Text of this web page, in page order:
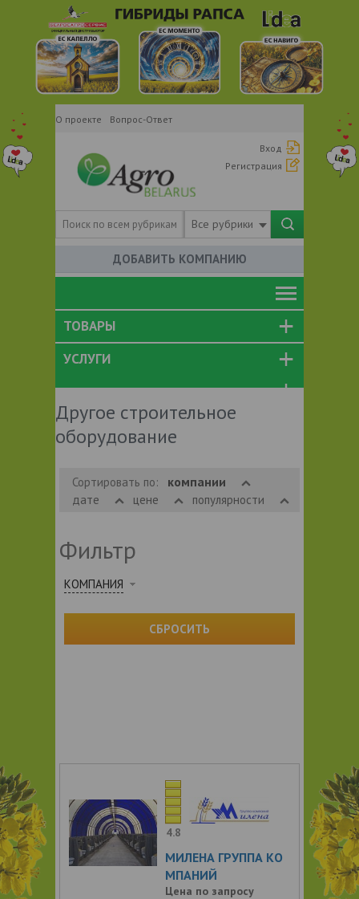
О проекте Вопрос-Ответ
Вход
Регистрация
Все рубрики
ДОБАВИТЬ КОМПАНИЮ
ТОВАРЫ
УСЛУГИ
Другое строительное
оборудование
Сортировать по: компании
дате цене популярности
Фильтр
КОМПАНИЯ
СБРОСИТЬ
4.8
МИЛЕНА ГРУППА КО
МПАНИЙ
Цена по запросу